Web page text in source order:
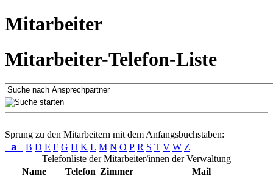
Mitarbeiter
Mitarbeiter-Telefon-Liste
Sprung zu den Mitarbeitern mit dem Anfangsbuchstaben:
a B D E F G H K L M N O P R S T V W Z
Telefonliste der Mitarbeiter/innen der Verwaltung
Name
Telefon Zimmer
Mail